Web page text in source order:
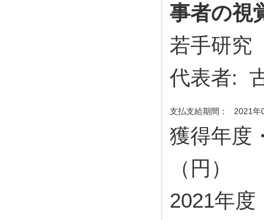
事者の視
若手研究
代表者:
支払支給期間： 2021年
獲得年度
（円）
2021年度